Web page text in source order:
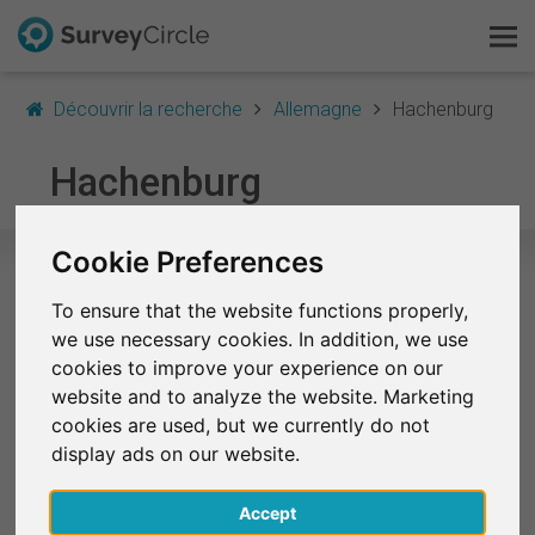
Cookie Preferences
To ensure that the website functions properly,
we use necessary cookies. In addition, we use
cookies to improve your experience on our
website and to analyze the website. Marketing
cookies are used, but we currently do not
display ads on our website.
Accept
Découvrir la recherche Allemagne Hachenburg
Hachenburg
Sélection d'études de recherche à
Hachenburg
Actuellement, aucune étude de Hachenburg n'est
disponible sur SurveyCircle.
Sélection d'études déjà terminées
FAQ
S'inscrire gratuitement
S'inscrire
English